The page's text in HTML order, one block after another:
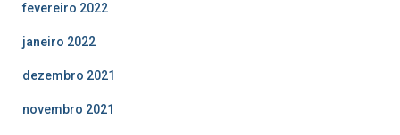
fevereiro 2022
janeiro 2022
dezembro 2021
novembro 2021